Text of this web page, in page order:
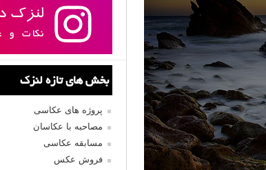
بخش های تازه لنزک
پروژه های عکاسی
مصاحبه با عکاسان
مسابقه عکاسی
فروش عکس